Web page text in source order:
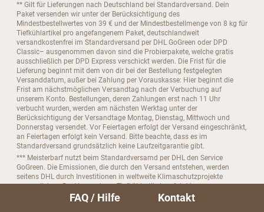
** Gilt für Lieferungen nach Deutschland bei Standardversand. Dein
Paket versenden wir unter der Berücksichtigung des
Mindestbestellwertes von 39 € und der Mindestbestellmenge von 8 kg für
Tiefkühlartikel pro angefangenem Paket, deutschlandweit
versandkostenfrei im Standardversand per DHL GoGreen oder DPD
Classic– ausgenommen davon sind die Probierpakete, welche gratis
ausschließlich per DPD Express verschickt werden. Die Frist für die
Lieferung beginnt mit dem von dir bei der Bestellung festgelegten
Versanddatum, außer bei Zahlung per Vorauskasse: Hier beginnt die
Frist am nächstmöglichen Versandtag nach der Verbuchung auf
unserem Konto. Bestellungen, deren Zahlungen erst nach 11 Uhr
verbucht wurden, werden am nächsten Werktag unter der
Berücksichtigung der Versandtage Montag, Dienstag, Mittwoch und
Donnerstag versendet. Vor Feiertagen erfolgt der Versand eingeschränkt,
an Feiertagen erfolgt kein Versand. Bitte beachte, dass es im
Standardversand grundsätzlich keine Laufzeitgarantie gibt.
*** Meisterbarf nutzt beim Standardversamd per DHL den Service
GoGreen. Die Emissionen, die durch den Versand entstehen, werden
seitens DHL durch Investitionen in weltweite Klimaschutzprojekte
ausgeglichen. Der Versand von Tiefkühlartikeln erfolgt in
kälteisolierenden Jutebeuteln. Jute ist ein nachwachsender Rohstoff, der
zu 100 % biologisch abbaubar ist.
FAQ / Hilfe Kontakt